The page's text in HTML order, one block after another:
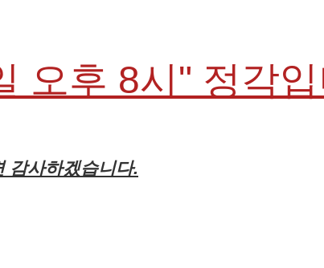
오후 8시" 정각
감사하겠습니다.